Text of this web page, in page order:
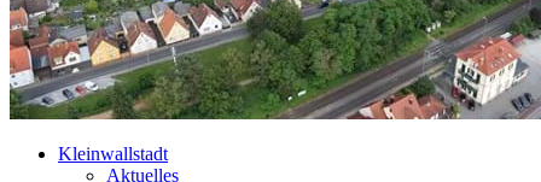
Kleinwallstadt
Aktuelles